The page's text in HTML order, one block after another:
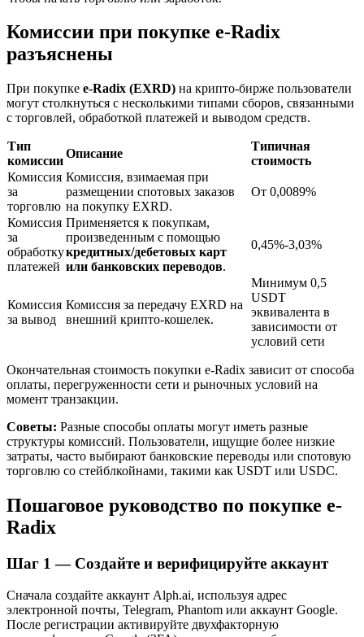
Эксклюзивные инвестиции для владельцев BTR
Авто Инвест
Получите долгосрочную прибыль и гибкие проценты
Комиссии при покупке e-Radix
разъяснены
При покупке e-Radix (EXRD) на крипто-бирже пользователи
могут столкнуться с несколькими типами сборов, связанными
с торговлей, обработкой платежей и выводом средств.
Тип
комиссии
Описание
Типичная
стоимость
Комиссия
за
торговлю
Комиссия, взимаемая при
размещении спотовых заказов
на покупку EXRD.
От 0,0089%
Комиссия
за
обработку
платежей
Применяется к покупкам,
произведенным с помощью
кредитных/дебетовых карт
или банковских переводов.
0,45%-3,03%
Комиссия
за вывод
Комиссия за передачу EXRD на
внешний крипто-кошелек.
Минимум 0,5
USDT
эквивалента в
зависимости от
условий сети
Окончательная стоимость покупки e-Radix зависит от способа
оплаты, перегруженности сети и рыночных условий на
момент транзакции.
Советы: Разные способы оплаты могут иметь разные
структуры комиссий. Пользователи, ищущие более низкие
затраты, часто выбирают банковские переводы или спотовую
торговлю со стейблкойнами, такими как USDT или USDC.
Пошаговое руководство по покупке e-
Radix
Шаг 1 — Создайте и верифицируйте аккаунт
Сначала создайте аккаунт Alph.ai, используя адрес
электронной почты, Telegram, Phantom или аккаунт Google.
После регистрации активируйте двухфакторную